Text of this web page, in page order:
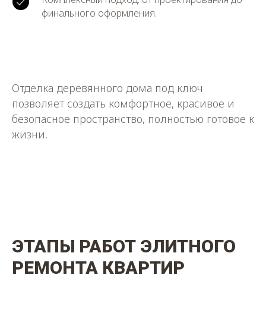
финального оформления.
Отделка деревянного дома под ключ
позволяет создать комфортное, красивое и
безопасное пространство, полностью готовое к
жизни.
ЭТАПЫ РАБОТ ЭЛИТНОГО
РЕМОНТА КВАРТИР